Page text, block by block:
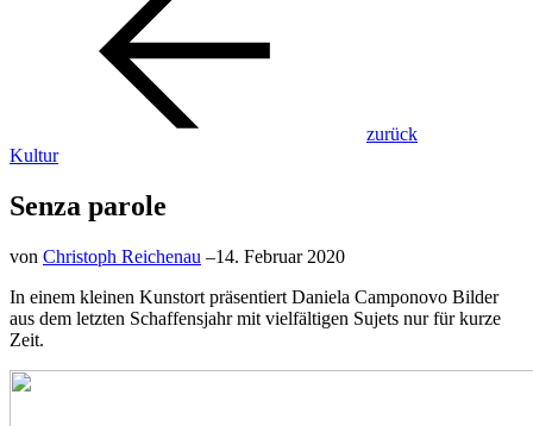
zurück
Kultur
Senza parole
von Christoph Reichenau –14. Februar 2020
In einem kleinen Kunstort präsentiert Daniela Camponovo Bilder
aus dem letzten Schaffensjahr mit vielfältigen Sujets nur für kurze
Zeit.